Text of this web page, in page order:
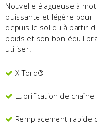
Nouvelle élagueuse à
puissante et légère pour
depuis le sol qu'à partir
poids et son bon
utiliser.
X-Torq®
Lubrification de chaîne
Remplacement rapide